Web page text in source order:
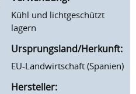
Kühl und lichtgeschützt
lagern
Ursprungsland/Herkunft:
EU-Landwirtschaft (Spanien)
Hersteller: